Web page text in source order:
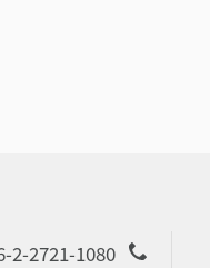
2-2721-1080